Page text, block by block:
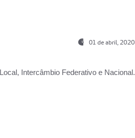
01 de abril, 2020
Intercâmbio Federativo e Nacional.